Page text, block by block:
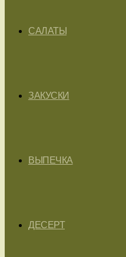
САЛАТЫ
ЗАКУСКИ
ВЫПЕЧКА
ДЕСЕРТ